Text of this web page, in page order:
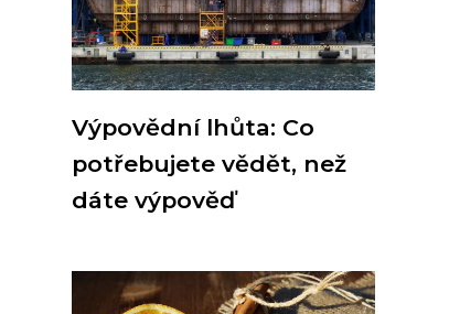
Výpovědní lhůta: Co
potřebujete vědět, než
dáte výpověď